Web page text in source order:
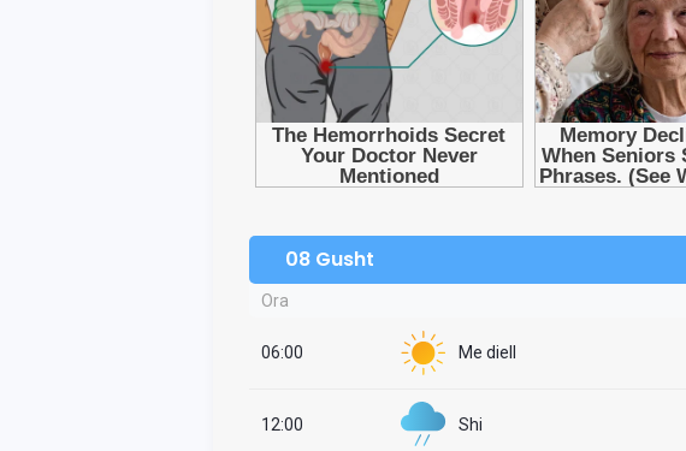
08 Gusht
Ora
06:00 Me diell
12:00 Shi